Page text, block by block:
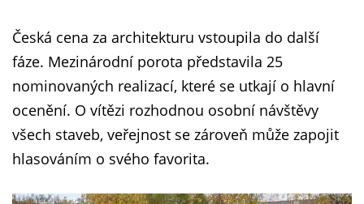
Česká cena za architekturu vstoupila do další
fáze. Mezinárodní porota představila 25
nominovaných realizací, které se utkají o hlavní
ocenění. O vítězi rozhodnou osobní návštěvy
všech staveb, veřejnost se zároveň může zapojit
hlasováním o svého favorita.